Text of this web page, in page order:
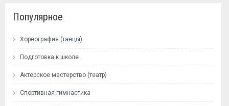
Популярное
Хореография (танцы)
Подготовка к школе
Актерское мастерство (театр)
Спортивная гимнастика